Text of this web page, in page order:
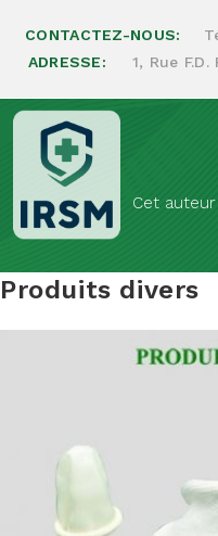
CONTACTEZ-NOUS:
ADRESSE:
1, Rue
Auteur/
Cet
Produits divers